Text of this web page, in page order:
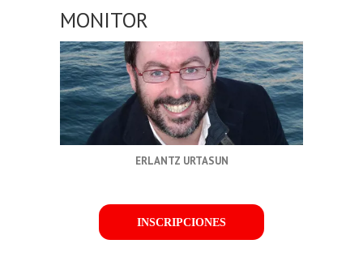
MONITOR
ERLANTZ URTASUN
INSCRIPCIONES